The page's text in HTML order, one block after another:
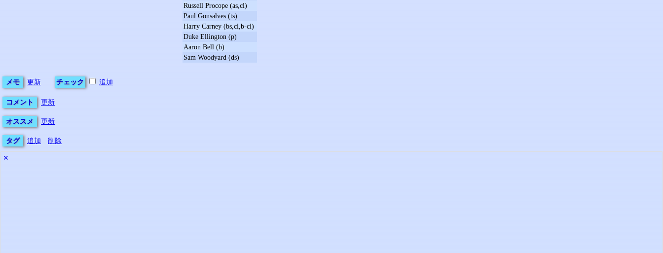
Russell Procope (as,cl)
Paul Gonsalves (ts)
Harry Carney (bs,cl,b-cl)
Duke Ellington (p)
Aaron Bell (b)
Sam Woodyard (ds)
メモ 更新 チェック 追加
コメント 更新
オススメ 更新
タグ 追加 削除
✕